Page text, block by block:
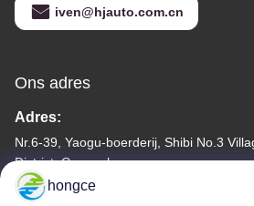
iven@hjauto.com.cn
Ons adres
Adres:
Nr.6-39, Yaogu-boerderij, Shibi No.3
District, Guangzhou
Tel.:
hongce